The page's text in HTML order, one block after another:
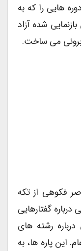
هایی را که به
شده آزاد
می ساخت.
فکوهی از تکه
گفتارهایی
رشته های
این پاره ها، به